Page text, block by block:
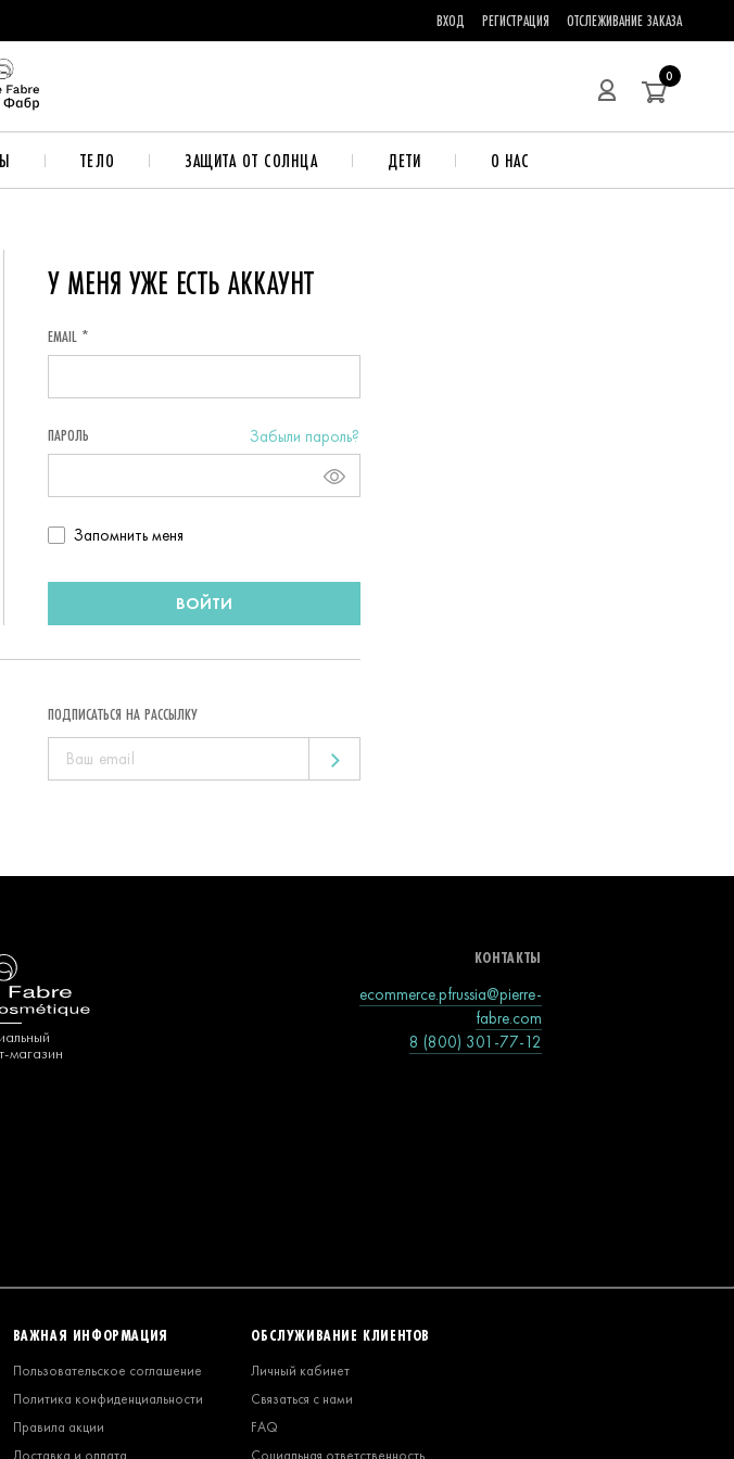
ВХОД РЕГИСТРАЦИЯ ОТСЛЕЖИВАНИЕ ЗАКАЗА
0
ТЕЛО ЗАЩИТА ОТ СОЛНЦА ДЕТИ О НАС
У МЕНЯ УЖЕ ЕСТЬ АККАУНТ
EMAIL *
ПАРОЛЬ Забыли пароль?
Запомнить
Запомнить меня
ВОЙТИ
ПОДПИСАТЬСЯ НА РАССЫЛКУ
магазин
КОНТАКТЫ
ecommerce.pfrussia@pierre-
fabre.com
8 (800) 301-77-12
ВАЖНАЯ ИНФОРМАЦИЯ
Пользовательское соглашение
Политика конфиденциальности
Правила акции
Доставка и оплата
ОБСЛУЖИВАНИЕ КЛИЕНТОВ
Личный кабинет
Связаться с нами
FAQ
Социальная ответственность